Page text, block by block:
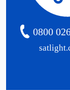
0800